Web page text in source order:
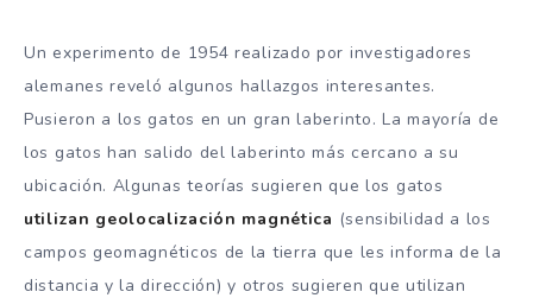
Un experimento de 1954 realizado por investigadores
alemanes reveló algunos hallazgos interesantes.
Pusieron a los gatos en un gran laberinto. La mayoría de
los gatos han salido del laberinto más cercano a su
ubicación. Algunas teorías sugieren que los gatos
utilizan geolocalización magnética (sensibilidad a los
campos geomagnéticos de la tierra que les informa de la
distancia y la dirección) y otros sugieren que utilizan